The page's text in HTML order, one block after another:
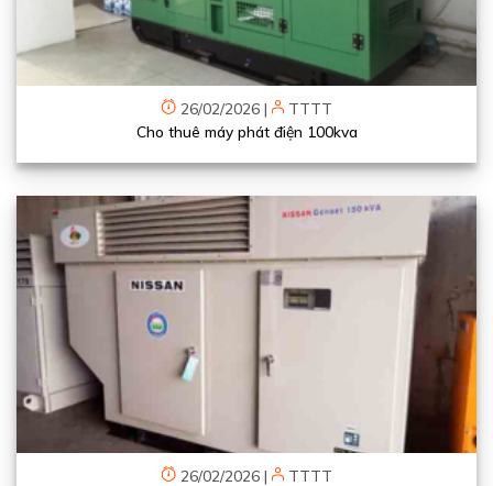
26/02/2026 |
TTTT
Cho thuê máy phát điện 100kva
26/02/2026 |
TTTT